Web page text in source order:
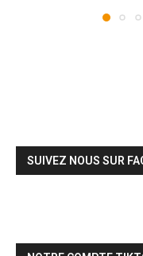
SUIVEZ NOUS SUR